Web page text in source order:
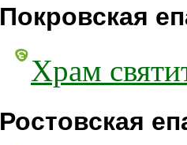
Покровская
Храм
Ростовская